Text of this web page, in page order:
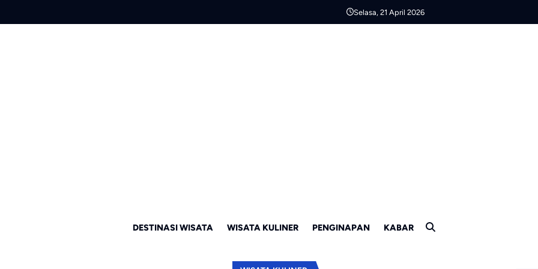
Selasa, 21 April 2026
DESTINASI WISATA WISATA KULINER PENGINAPAN KABAR